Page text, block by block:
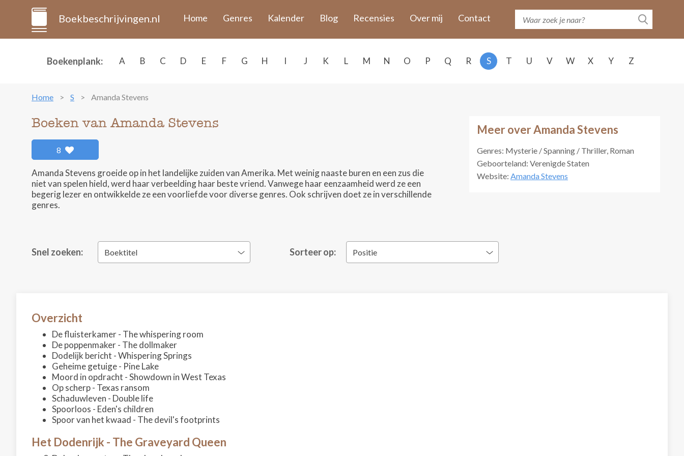
Boekbeschrijvingen.nl Home Genres Kalender Blog Recensies Over mij Contact
Boekenplank: A B C D E F G H I J K L M N O P Q R S T U V W X Y Z
Home S Amanda Stevens
Meer over Amanda Stevens
Genres: Mysterie / Spanning / Thriller, Roman
Geboorteland: Verenigde Staten
Website: Amanda Stevens
Boeken van Amanda Stevens
8
Amanda Stevens groeide op in het landelijke zuiden van Amerika. Met weinig naaste buren en een zus die
niet van spelen hield, werd haar verbeelding haar beste vriend. Vanwege haar eenzaamheid werd ze een
begerig lezer en ontwikkelde ze een voorliefde voor diverse genres. Ook schrijven doet ze in verschillende
genres.
Snel zoeken: Boektitel Sorteer op: Positie
Overzicht
De fluisterkamer - The whispering room
De poppenmaker - The dollmaker
Dodelijk bericht - Whispering Springs
Geheime getuige - Pine Lake
Moord in opdracht - Showdown in West Texas
Op scherp - Texas ransom
Schaduwleven - Double life
Spoorloos - Eden's children
Spoor van het kwaad - The devil's footprints
Het Dodenrijk - The Graveyard Queen